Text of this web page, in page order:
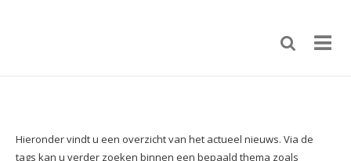
Hieronder vindt u een overzicht van het actueel nieuws. Via de
tags kan u verder zoeken binnen een bepaald thema zoals